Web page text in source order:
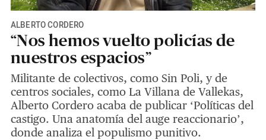
ALBERTO CORDERO
“Nos hemos vuelto policías de
nuestros espacios”
Militante de colectivos, como Sin Poli, y de
centros sociales, como La Villana de Vallekas,
Alberto Cordero acaba de publicar ‘Políticas del
castigo. Una anatomía del auge reaccionario’,
donde analiza el populismo punitivo.